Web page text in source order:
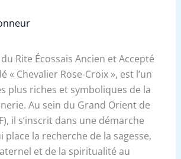
Rite Écossais Ancien et Accepté
« Chevalier Rose-Croix », est l’un
plus riches et symboliques de la
Au sein du Grand Orient de
il s’inscrit dans une démarche
la recherche de la sagesse,
et de la spiritualité au